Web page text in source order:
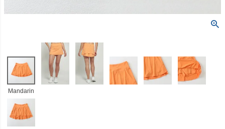
Mandarin